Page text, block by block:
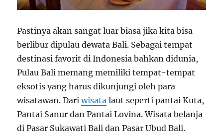
Pastinya akan sangat luar biasa jika kita bisa
berlibur dipulau dewata Bali. Sebagai tempat
destinasi favorit di Indonesia bahkan didunia,
Pulau Bali memang memiliki tempat-tempat
eksotis yang harus dikunjungi oleh para
wisatawan. Dariwisata laut seperti pantai Kuta,
Pantai Sanur dan Pantai Lovina. Wisata belanja
di Pasar Sukawati Bali dan Pasar Ubud Bali.